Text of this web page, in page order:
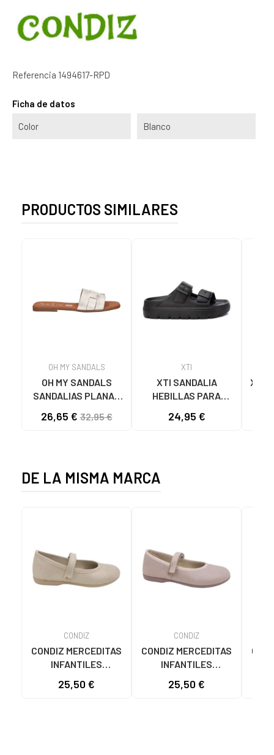
Referencia 1494617-RPD
Ficha de datos
Color Blanco
PRODUCTOS SIMILARES
OH MY SANDALS
OH MY SANDALS
SANDALIAS PLANAS
DOYA CHAMPAN
26,65 €32,95 €
XTI
XTI SANDALIA
HEBILLAS PARA
24,95 €
XTI
DE LA MISMA MARCA
CONDIZ
CONDIZ MERCEDITAS
INFANTILES
CONDIZ MODELO 850
25,50 €
CONDIZ
CONDIZ MERCEDITAS
INFANTILES
CONDIZ MODELO 850
25,50 €